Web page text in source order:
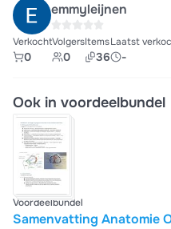
emmyleijnen
Verkocht
0
Volgers
0
Items
36
Laatst
-
Ook in voordeelbundel
Voordeelbundel
Samenvatting Anatomie